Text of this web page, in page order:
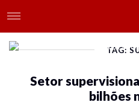
TAG:
Setor
bilhões